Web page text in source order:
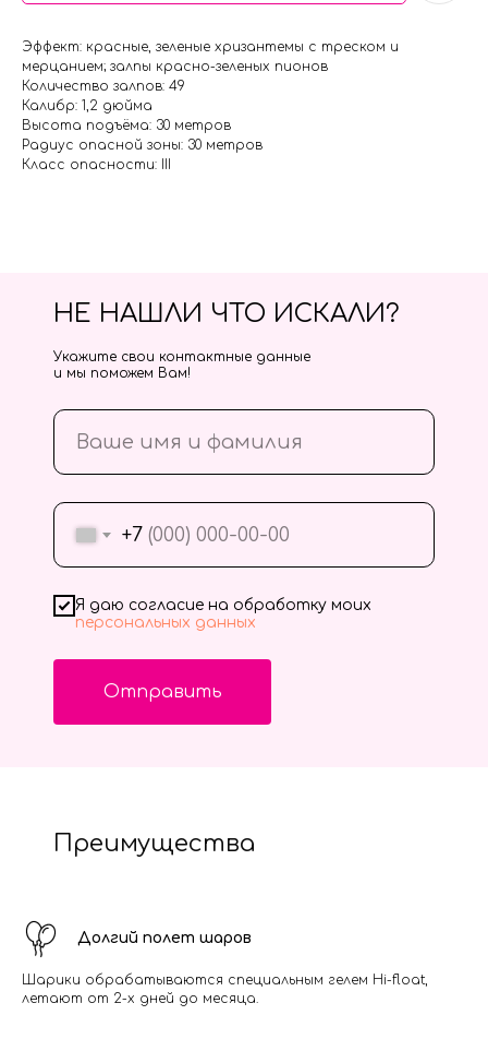
Эффект: красные, зеленые хризантемы с треском и
мерцанием; залпы красно-зеленых пионов
Количество залпов: 49
Калибр: 1,2 дюйма
Высота подъёма: 30 метров
Радиус опасной зоны: 30 метров
Класс опасности: III
+7
Я даю согласие на обработку моих
персональных данных
Отправить
НЕ НАШЛИ ЧТО ИСКАЛИ?
Укажите свои контактные данные
и мы поможем Вам!
Преимущества
Долгий полет шаров
Шарики обрабатываются специальным гелем Hi-float,
летают от 2-х дней до месяца.